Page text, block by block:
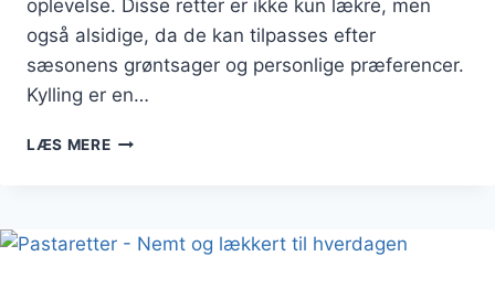
oplevelse. Disse retter er ikke kun lækre, men
også alsidige, da de kan tilpasses efter
sæsonens grøntsager og personlige præferencer.
Kylling er en…
LÆS MEREPASTARETTER
FRISKE
GRØNTSAGER